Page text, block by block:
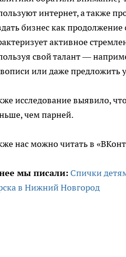
интернет, а также
бизнес как
активное
свой талант —
или даже предложить
исследование выявило,
чем парней.
нас можно читать в
мы писали: Спички
в Нижний Новгород